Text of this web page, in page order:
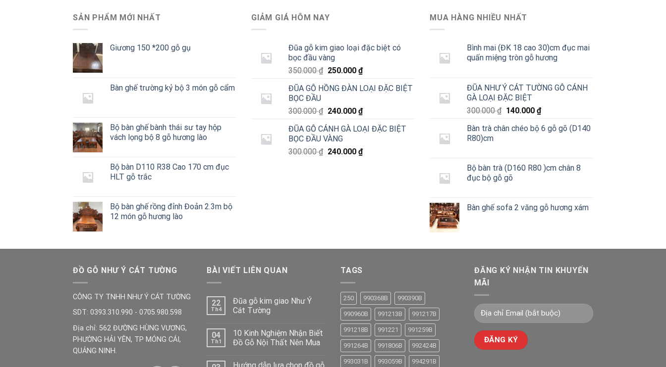
SẢN PHẨM MỚI NHẤT
Giương 150 *200 gỗ gụ
Bàn ghế trường kỷ bộ 3 món gỗ cẩm
Bộ bàn ghế bành thái sư tay hộp
vách lọng bộ 8 gỗ hương lào
Bộ bàn D110 R38 Cao 170 cm đục
HLT gỗ trắc
Bộ bàn ghế rồng đỉnh Đoản 2.3m bộ
12 món gỗ hương lào
GIẢM GIÁ HÔM NAY
Đũa gỗ kim giao loại đặc biệt có
bọc đầu vàng
350.000₫ Giá
là:
250.000 ₫Giá
tại
250.000 ₫.
ĐŨA GỖ HỒNG ĐÀN LOẠI ĐẶC BIỆT
BỌC ĐẦU
300.000₫ Giá
là:
300.000 ₫.
240.000 ₫Giá
tại
240.000 ₫.
ĐŨA GỖ CÁNH GÀ LOẠI ĐẶC BIỆT
BỌC ĐẦU VÀNG
300.000₫ Giá
240.000 ₫Giá
MUA HÀNG NHIỀU NHẤT
Bình mai (ĐK 18 cao 30)cm đục mai
quấn miệng tròn gỗ hương
ĐŨA NHƯ Ý CÁT TƯỜNG GỖ CÁNH
GÀ LOẠI ĐẶC BIỆT
300.000₫ Giá
là:
140.000 ₫Giá
tại
Bàn trà chân chéo bộ 6 gỗ gõ (D140
R80)cm
Bộ bàn trà (D160 R80 )cm chân 8
đục bộ gỗ gõ
Bàn ghế sofa 2 văng gỗ hương xám
ĐỒ GỖ NHƯ Ý CÁT TƯỜNG
CÔNG TY TNHH NHƯ Ý CÁT TƯỜNG
SDT: 0393.310.990 - 0705.980.598
Địa chỉ: 562 ĐƯỜNG HÙNG VƯƠNG,
PHƯỜNG HẢI YÊN, TP MÓNG CÁI,
QUẢNG NINH.
BÀI VIẾT LIÊN QUAN
22
Th4
Đũa gỗ kim giao Như Ý
Cát Tường
04
Th1
10 Kinh Nghiệm Nhận Biết
Đồ Gỗ Nội Thất Nên Mua
TAGS
250 990368B 990390B
990960B 991213B 991217B
991218B 991221 991259B
991264B 991806B 992424B
993031B 993059B 994291B
ĐĂNG KÝ NHẬN TIN KHUYẾN
MÃI